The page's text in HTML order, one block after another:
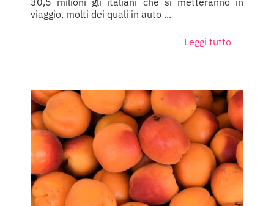
viaggio, molti dei quali in auto ...
Leggi tutto